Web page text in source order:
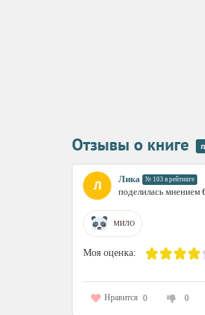
Отзывы о книге
Лика № 103 в рейтинге
поделилась мнением
МИЛО
Моя оценка:
Нравится 0 0